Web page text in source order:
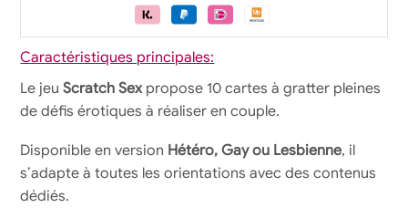
Caractéristiques principales:
Le jeuScratch Sexpropose 10 cartes à gratter pleines
de défis érotiques à réaliser en couple.
Disponible en version Hétéro, Gay ou Lesbienne, il
s’adapte à toutes les orientations avec des contenus
dédiés.